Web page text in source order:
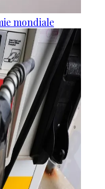
mondiale